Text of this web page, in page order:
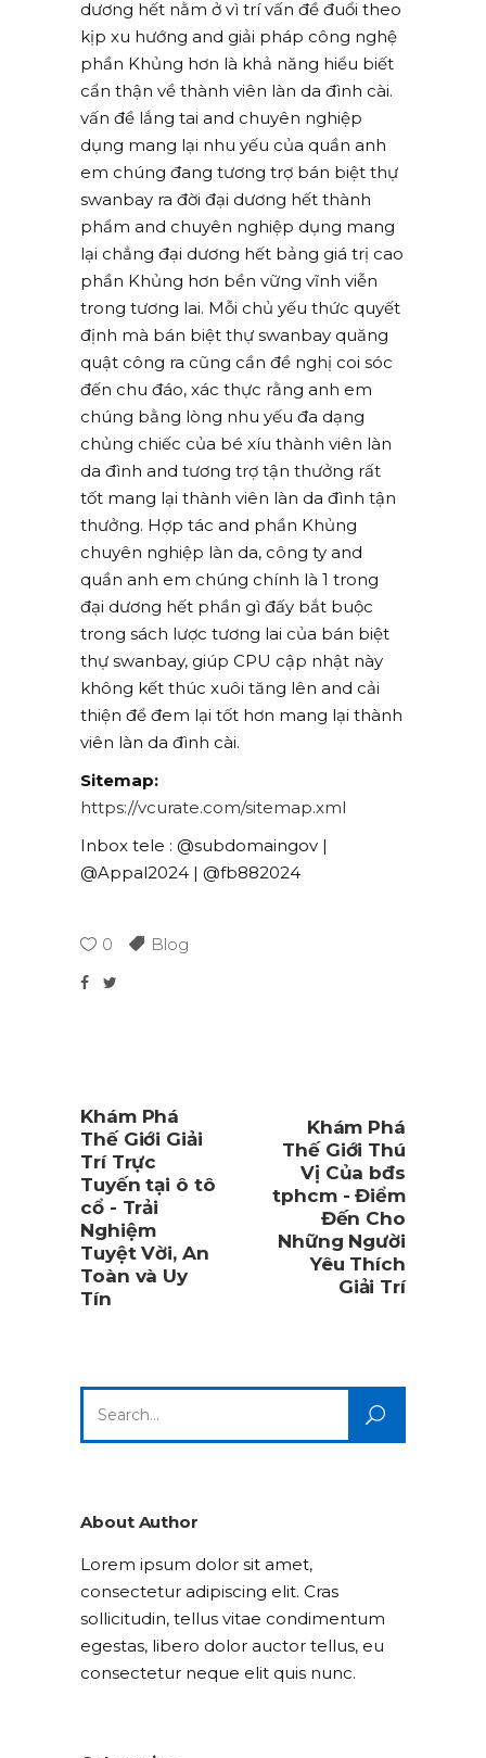
dương hết nằm ở vì trí vấn đề đuổi theo
kịp xu hướng and giải pháp công nghệ
phần Khủng hơn là khả năng hiểu biết
cẩn thận về thành viên làn da đình cài.
vấn đề lắng tai and chuyên nghiệp
dụng mang lại nhu yếu của quần anh
em chúng đang tương trợ bán biệt thự
swanbay ra đời đại dương hết thành
phẩm and chuyên nghiệp dụng mang
lại chẳng đại dương hết bảng giá trị cao
phần Khủng hơn bền vững vĩnh viễn
trong tương lai. Mỗi chủ yếu thức quyết
định mà bán biệt thự swanbay quăng
quật công ra cũng cần đề nghị coi sóc
đến chu đáo, xác thực rằng anh em
chúng bằng lòng nhu yếu đa dạng
chủng chiếc của bé xíu thành viên làn
da đình and tương trợ tận thưởng rất
tốt mang lại thành viên làn da đình tận
thưởng. Hợp tác and phần Khủng
chuyên nghiệp làn da, công ty and
quần anh em chúng chính là 1 trong
đại dương hết phần gì đấy bắt buộc
trong sách lược tương lai của bán biệt
thự swanbay, giúp CPU cập nhật này
không kết thúc xuôi tăng lên and cải
thiện để đem lại tốt hơn mang lại thành
viên làn da đình cài.
Sitemap:
https://vcurate.com/sitemap.xml
Inbox tele : @subdomaingov |
@Appal2024 | @fb882024
0 Blog
Khám Phá
Thế Giới Giải
Trí Trực
Tuyến tại ô tô
cổ - Trải
Nghiệm
Tuyệt Vời, An
Toàn và Uy
Tín
Khám Phá
Thế Giới Thú
Vị Của bđs
tphcm - Điểm
Đến Cho
Những Người
Yêu Thích
Giải Trí
for:
About Author
Lorem ipsum dolor sit amet,
consectetur adipiscing elit. Cras
sollicitudin, tellus vitae condimentum
egestas, libero dolor auctor tellus, eu
consectetur neque elit quis nunc.